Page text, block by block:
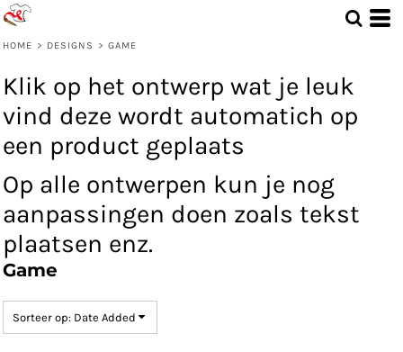
HOME > DESIGNS > GAME
Klik op het ontwerp wat je leuk
vind deze wordt automatich op
een product geplaats
Op alle ontwerpen kun je nog
aanpassingen doen zoals tekst
plaatsen enz.
Game
Sorteer op: Date Added
Standaard
Date Added